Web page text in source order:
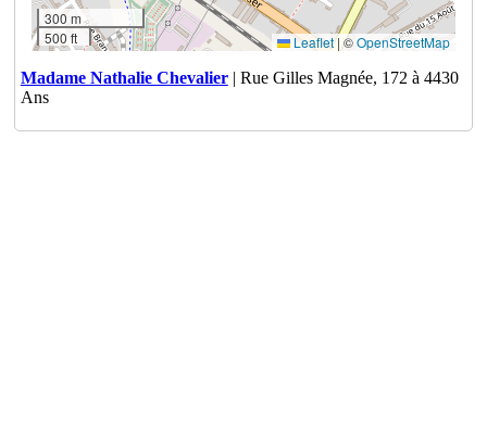
300 m
500 ft
Leaflet|©OpenStreetMap
Madame Nathalie Chevalier| Rue Gilles Magnée, 172 à 4430
Ans